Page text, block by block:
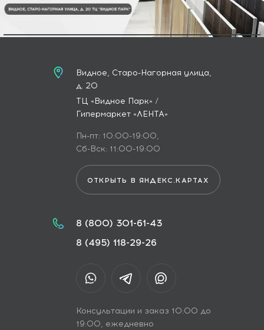
Видное, Старо-Нагорная улица,
д. 20
ТЦ «Видное Парк» /
Гипермаркет «ЛЕНТА»
Пн-пт: 10:00-19:00,
Сб-Вск: 11:00-19:00
ОТКРЫТЬ В ЯНДЕКС.КАРТАХ
8 (800) 301-61-43
8 (495) 118-29-26
Консультации и заказ 10:00 до
19:00, ежедневно